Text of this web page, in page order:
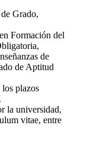
Grado,
Formación del
de
de Aptitud
plazos
la universidad,
vitae, entre